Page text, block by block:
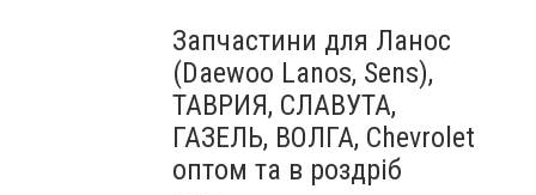
Запчастини для Ланос
(Daewoo Lanos, Sens),
ТАВРИЯ, СЛАВУТА,
ГАЗЕЛЬ, ВОЛГА, Chevrolet
оптом та в роздріб